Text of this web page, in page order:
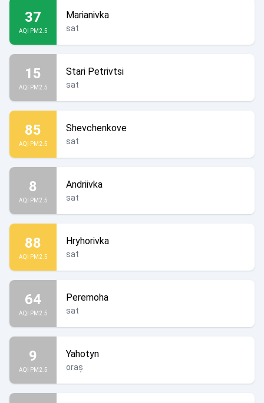
37
AQI PM2.5
Marianivka
sat
15
AQI PM2.5
Stari Petrivtsi
sat
85
AQI PM2.5
Shevchenkove
sat
8
AQI PM2.5
Andriivka
sat
88
AQI PM2.5
Hryhorivka
sat
64
AQI PM2.5
Peremoha
sat
9
AQI PM2.5
Yahotyn
oraș